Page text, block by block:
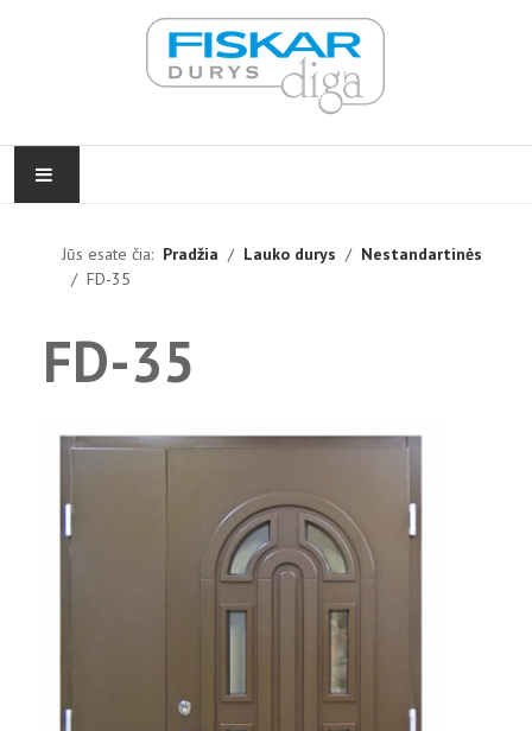
VIDAUS DURYS
LAUKO DURYS
KONTAKTAI
Jūs esate čia: Pradžia Lauko durys
Nestandartinės
FD-35
FD-35